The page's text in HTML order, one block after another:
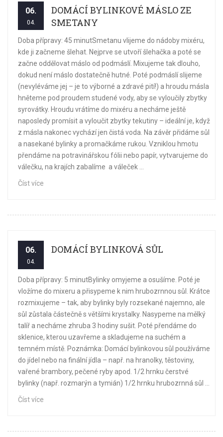
06.
04.
DOMÁCÍ BYLINKOVÉ MÁSLO ZE
SMETANY
Doba přípravy: 45 minutSmetanu vlijeme do nádoby mixéru,
kde ji začneme šlehat. Nejprve se utvoří šlehačka a poté se
začne oddělovat máslo od podmáslí. Mixujeme tak dlouho,
dokud není máslo dostatečně hutné. Poté podmáslí slijeme
(nevyléváme jej – je to výborné a zdravé pití!) a hroudu másla
hněteme pod proudem studené vody, aby se vyloučily zbytky
syrovátky. Hroudu vrátíme do mixéru a necháme ještě
naposledy promísit a vyloučit zbytky tekutiny – ideální je, když
z másla nakonec vychází jen čistá voda. Na závěr přidáme sůl
a nasekané bylinky a promačkáme rukou. Vzniklou hmotu
přendáme na potravinářskou fólii nebo papír, vytvarujeme do
válečku, na krajích zabalíme a váleček ...
Číst více
06.
04.
DOMÁCÍ BYLINKOVÁ SŮL
Doba přípravy: 5 minutBylinky omyjeme a osušíme. Poté je
vložíme do mixeru a přisypeme k nim hrubozrnnou sůl. Krátce
rozmixujeme – tak, aby bylinky byly rozsekané najemno, ale
sůl zůstala částečně s většími krystalky. Nasypeme na mělký
talíř a necháme zhruba 3 hodiny sušit. Poté přendáme do
sklenice, kterou uzavřeme a skladujeme na suchém a
temném místě. Poznámka: Domácí bylinkovou sůl používáme
do jídel nebo na finální jídla – např. na hranolky, těstoviny,
vařené brambory, pečené ryby apod. 1/2 hrnku čerstvé
bylinky (např. rozmarýn a tymián) 1/2 hrnku hrubozrnná sůl ...
Číst více